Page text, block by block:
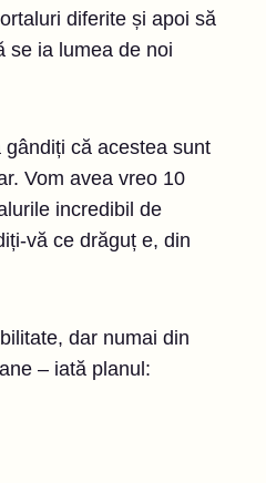
diferite și apoi să
se ia lumea de noi
că acestea sunt
Vom avea vreo 10
incredibil de
vă ce drăguț e, din
dar numai din
– iată planul: